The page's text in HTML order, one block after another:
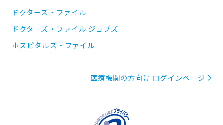
ドクターズ・ファイル
ドクターズ・ファイル ジョブズ
ホスピタルズ・ファイル
医療機関の方向け ログインページ